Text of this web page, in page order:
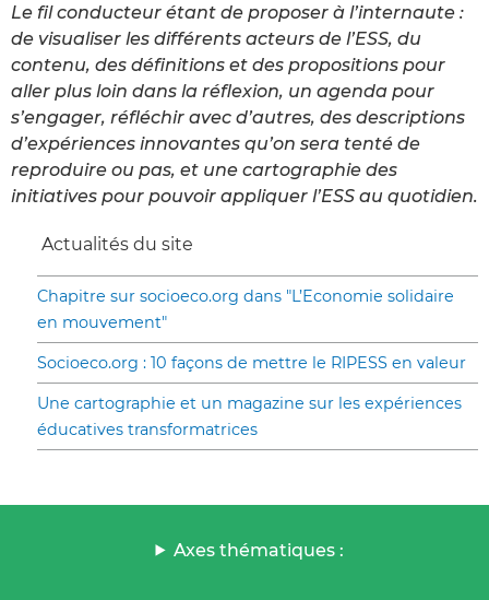
Le fil conducteur étant de proposer à l’internaute :
de visualiser les différents acteurs de l’ESS, du
contenu, des définitions et des propositions pour
aller plus loin dans la réflexion, un agenda pour
s’engager, réfléchir avec d’autres, des descriptions
d’expériences innovantes qu’on sera tenté de
reproduire ou pas, et une cartographie des
initiatives pour pouvoir appliquer l’ESS au quotidien.
Actualités du site
Chapitre sur socioeco.org dans "L’Economie solidaire
en mouvement"
Socioeco.org : 10 façons de mettre le RIPESS en valeur
Une cartographie et un magazine sur les expériences
éducatives transformatrices
Axes thématiques :